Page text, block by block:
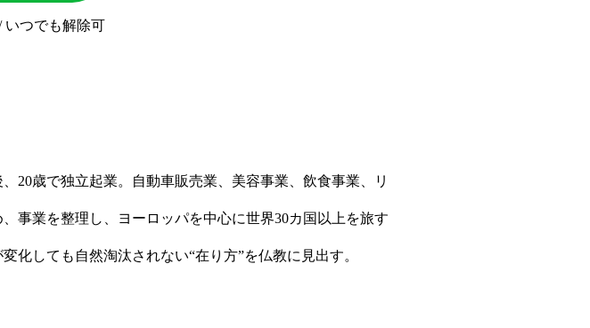
いつでも解除可
20歳で独立起業。自動車販売業、美容事業、飲食事業、リ
事業を整理し、ヨーロッパを中心に世界30カ国以上を旅す
化しても自然淘汰されない“在り方”を仏教に見出す。